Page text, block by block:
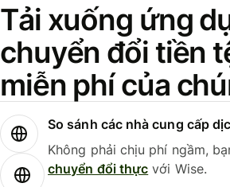
Tải xuống ứng
chuyển đổi tiền
miễn phí của
So sánh các nhà cung cấp
Không phải chịu phí ngầm,
chuyển đổi thực với Wise.